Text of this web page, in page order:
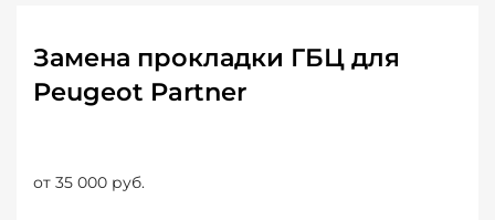
Замена прокладки ГБЦ для
Peugeot Partner
от 35 000 руб.